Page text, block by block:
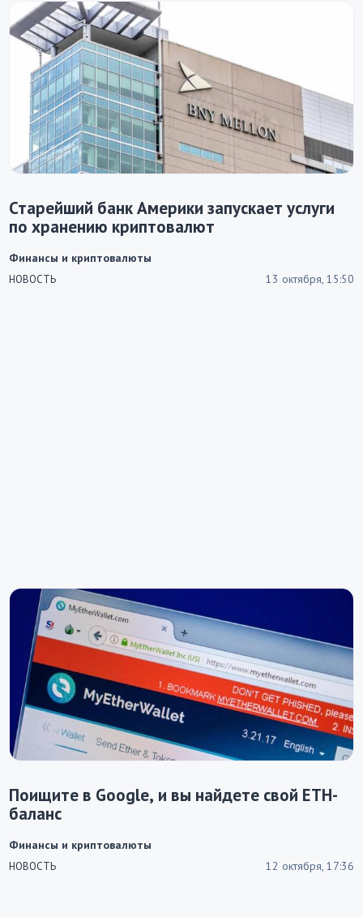
Старейший банк Америки запускает услуги
по хранению криптовалют
НОВОСТЬ 13 октября, 15:50
Финансы и криптовалюты
Поищите в Google, и вы найдете свой ETH-
баланс
НОВОСТЬ 12 октября, 17:36
Финансы и криптовалюты